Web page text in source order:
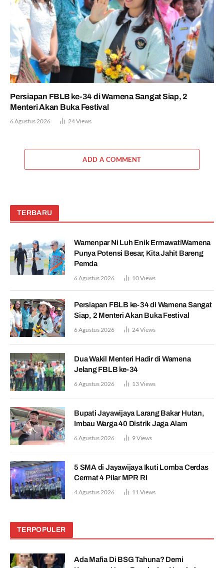
Persiapan FBLB ke-34 di Wamena Sangat Siap, 2
Menteri Akan Buka Festival
6 Agustus 2026 24Views
ADD A COMMENT
TERBARU
Wamenpar Ni Luh Enik ErmawatiWamena
Punya Potensi Besar, Kita Jahit Bareng
Pemda
6 Agustus 2026 10Views
Persiapan FBLB ke-34 di Wamena Sangat
Siap, 2 Menteri Akan Buka Festival
6 Agustus 2026 24Views
Dua Wakil Menteri Hadir di Wamena
Jelang FBLB ke-34
6 Agustus 2026 13Views
Bupati Jayawijaya Larang Bakar Hutan,
Imbau Warga 40 Distrik Jaga Alam
6 Agustus 2026 9Views
5 SMA di Jayawijaya Ikuti Lomba Cerdas
Cermat 4 Pilar MPR RI
4 Agustus 2026 11Views
TERPOPULER
Ada Mafia Di BSG Tahuna? Demi